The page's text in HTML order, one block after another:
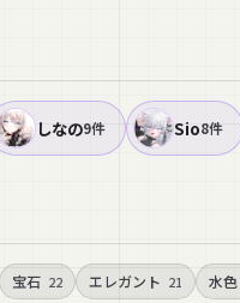
しなの9件 Sio8件
宝石 22 エレガント 21 水色